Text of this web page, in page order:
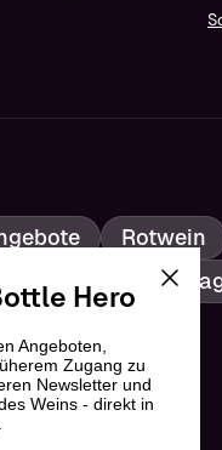
Rotwein
Hero
Angeboten,
Zugang zu
Newsletter und
Weins - direkt in